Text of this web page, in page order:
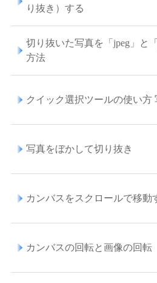
り抜き）する
切り抜いた写真を「jpeg」と
方法
クイック選択ツールの使い方
写真をぼかして切り抜き
カンバスをスクロールで移動
カンバスの回転と画像の回転